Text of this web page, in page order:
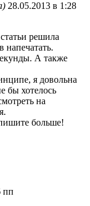
28.05.2013 в 1:28
решила
напечатать.
А также
я довольна
бы хотелось
на
больше!
пп